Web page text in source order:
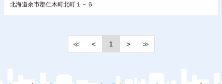
北海道余市郡仁木町北町１－６
≪ < 1 > ≫